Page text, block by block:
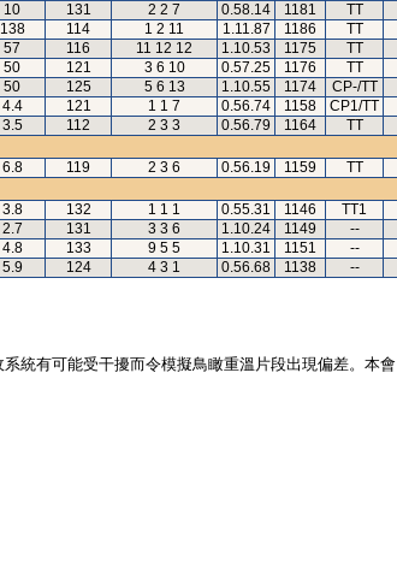
10 131 2 2 7 0.58.14 1181
TT
138 114 1 2 11 1.11.87 1186
TT
57 116 11 12 12 1.10.53 1175
TT
50 121 3 6 10 0.57.25 1176
TT
50 125 5 6 13 1.10.55 1174
CP-/TT
4.4 121 1 1 7 0.56.74 1158
CP1/TT
3.5 112 2 3 3 0.56.79 1164
TT
6.8 119 2 3 6 0.56.19 1159
TT
3.8 132 1 1 1 0.55.31 1146
TT1
2.7 131 3 3 6 1.10.24 1149
--
4.8 133 9 5 5 1.10.31 1151
--
5.9 124 4 3 1 0.56.68 1138 --
統有可能受干擾而令模擬鳥瞰重溫片段出現偏差。本會